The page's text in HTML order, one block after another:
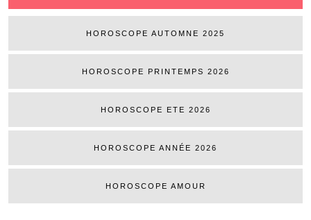
HOROSCOPE AUTOMNE 2025
HOROSCOPE PRINTEMPS 2026
HOROSCOPE ETE 2026
HOROSCOPE ANNÉE 2026
HOROSCOPE AMOUR